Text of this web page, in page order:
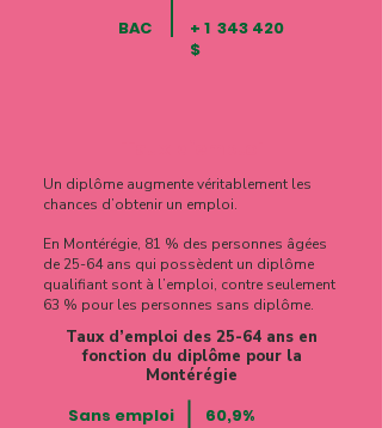
BAC
+ 1 343 420
$
Un diplôme augmente véritablement les
chances d’obtenir un emploi.
En Montérégie, 81 % des personnes âgées
de 25-64 ans qui possèdent un diplôme
qualifiant sont à l’emploi, contre seulement
63 % pour les personnes sans diplôme.
Taux d’emploi des 25-64 ans en
fonction du diplôme pour la
Montérégie
Sans emploi
60,9%